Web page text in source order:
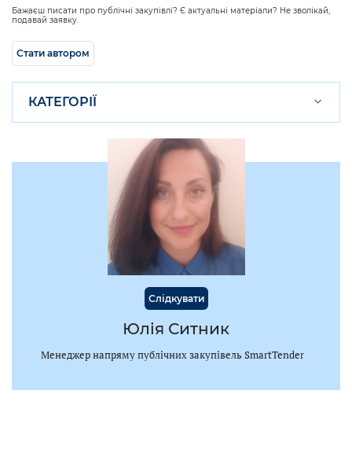
КАТЕГОРІЇ
Слідкувати
Юлія Ситник
Менеджер напряму публічних закупівель SmartTender
Бажаєш писати про публічні закупівлі? Є актуальні матеріали? Не зволікай,
подавай заявку.
Стати автором